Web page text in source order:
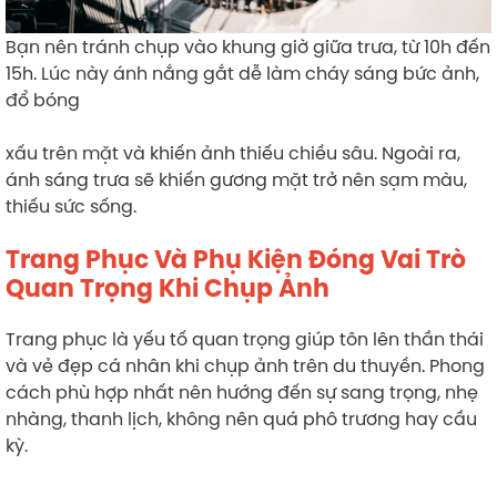
Bạn nên tránh chụp vào khung giờ giữa trưa, từ 10h đến
15h. Lúc này ánh nắng gắt dễ làm cháy sáng bức ảnh,
đổ bóng
xấu trên mặt và khiến ảnh thiếu chiều sâu. Ngoài ra,
ánh sáng trưa sẽ khiến gương mặt trở nên sạm màu,
thiếu sức sống.
Trang Phục Và Phụ Kiện Đóng Vai Trò
Quan Trọng Khi Chụp Ảnh
Trang phục là yếu tố quan trọng giúp tôn lên thần thái
và vẻ đẹp cá nhân khi chụp ảnh trên du thuyền. Phong
cách phù hợp nhất nên hướng đến sự sang trọng, nhẹ
nhàng, thanh lịch, không nên quá phô trương hay cầu
kỳ.